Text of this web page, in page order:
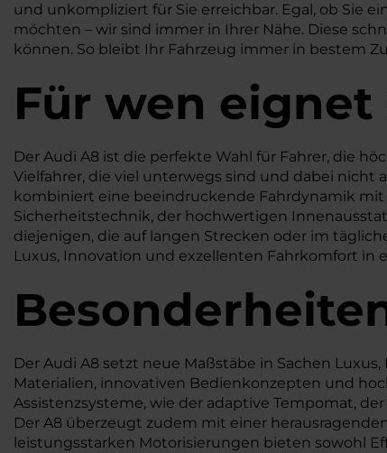
und unkompliziert für Sie erreichbar. Egal, ob Sie
möchten – wir sind immer in Ihrer Nähe. Diese
können. So bleibt Ihr Fahrzeug immer in bestem
Für wen
Der Audi A8 ist die perfekte Wahl für Fahrer, die
Vielfahrer, die viel unterwegs sind und dabei nicht
kombiniert eine beeindruckende Fahrdynamik
Sicherheitstechnik, der hochwertigen
diejenigen, die auf langen Strecken oder im
Luxus, Innovation und exzellenten Fahrkomfort in
Der Audi A8 setzt neue Maßstäbe in Sachen
Materialien, innovativen Bedienkonzepten und
Assistenzsysteme, wie der adaptive Tempomat,
Der A8 überzeugt zudem mit einer
leistungsstarken Motorisierungen bieten sowohl